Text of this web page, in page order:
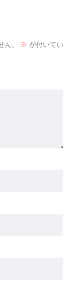
ん。 ※ が付いてい